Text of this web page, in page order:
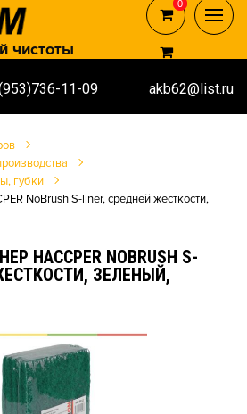
11-09 akb62@list.ru
чистоты
0
0
губки
NoBrush S-liner, средней жесткости,
HACCPER NOBRUSH S-
ЗЕЛЕНЫЙ,